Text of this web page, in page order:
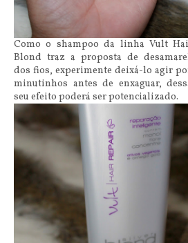
Como o shampoo da linha Vult
Blond traz a proposta de
dos fios, experimente deixá-lo agir
minutinhos antes de enxaguar,
seu efeito poderá ser potencializado.